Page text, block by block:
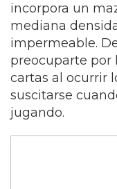
incorpora un
mediana
impermeable.
preocuparte por
cartas al ocurrir
suscitarse
jugando.